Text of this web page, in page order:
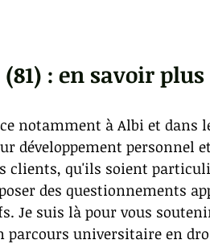
: en savoir plus
notamment à Albi et dans
développement personnel
clients, qu'ils soient
des questionnements
Je suis là pour vous
parcours universitaire en